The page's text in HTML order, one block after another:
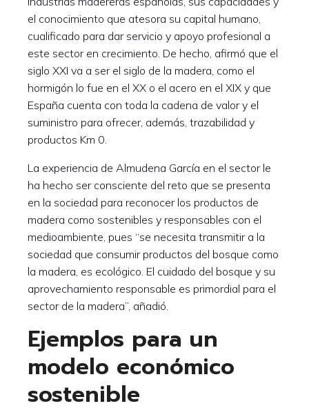
el conocimiento que atesora su capital humano,
cualificado para dar servicio y apoyo profesional a
este sector en crecimiento. De hecho, afirmó que el
siglo XXI va a ser el siglo de la madera, como el
hormigón lo fue en el XX o el acero en el XIX y que
España cuenta con toda la cadena de valor y el
suministro para ofrecer, además, trazabilidad y
productos Km 0.
La experiencia de Almudena García en el sector le
ha hecho ser consciente del reto que se presenta
en la sociedad para reconocer los productos de
madera como sostenibles y responsables con el
medioambiente, pues “se necesita transmitir a la
sociedad que consumir productos del bosque como
la madera, es ecológico. El cuidado del bosque y su
aprovechamiento responsable es primordial para el
sector de la madera”, añadió.
Ejemplos para un
modelo económico
sostenible